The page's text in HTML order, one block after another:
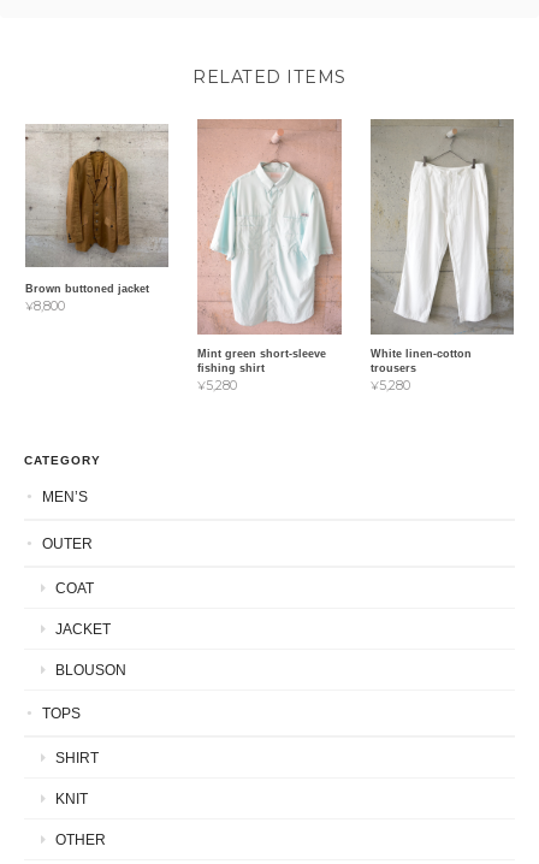
RELATED ITEMS
Brown buttoned jacket
¥8,800
Mint green short-sleeve
fishing shirt
¥5,280
White linen-cotton
trousers
¥5,280
CATEGORY
MEN’S
OUTER
COAT
JACKET
BLOUSON
TOPS
SHIRT
KNIT
OTHER